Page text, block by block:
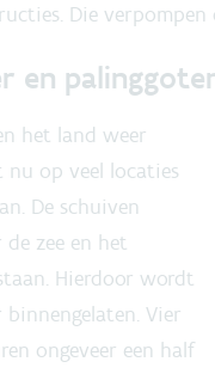
Die
en
het land weer
op veel locaties
De schuiven
zee en het
Hierdoor wordt
binnengelaten. Vier
ongeveer een half